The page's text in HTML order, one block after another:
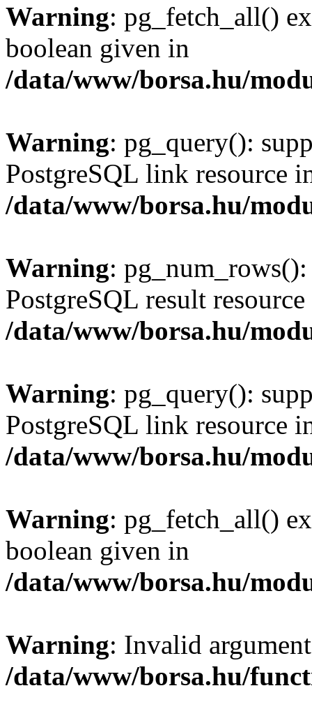
Warning: pg_fetch_all()
boolean given in
/data/www/borsa.hu/
Warning: pg_query():
PostgreSQL link resource
/data/www/borsa.hu/
Warning:
PostgreSQL result
/data/www/borsa.hu/
Warning: pg_query():
PostgreSQL link resource
/data/www/borsa.hu/
Warning: pg_fetch_all()
boolean given in
/data/www/borsa.hu/
Warning: Invalid
/data/www/borsa.hu/